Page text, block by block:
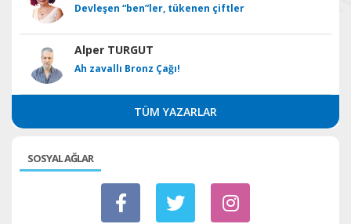
Devleşen “ben”ler, tükenen çiftler
Alper TURGUT
Ah zavallı Bronz Çağı!
TÜM YAZARLAR
SOSYAL AĞLAR